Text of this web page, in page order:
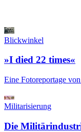
Blickwinkel
»I died 22 times«
Eine Fotoreportage
Militarisierung
Die